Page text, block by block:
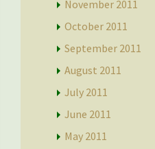
November 2011
October 2011
September 2011
August 2011
July 2011
June 2011
May 2011